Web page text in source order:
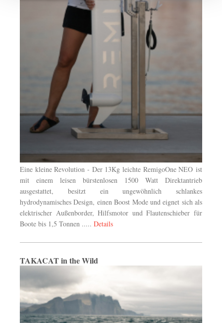
Eine kleine Revolution - Der 13Kg leichte RemigoOne NEO ist
mit einem leisen bürstenlosen 1500 Watt Direktantrieb
ausgestattet, besitzt ein ungewöhnlich schlankes
hydrodynamisches Design, einen Boost Mode und eignet sich als
elektrischer Außenborder, Hilfsmotor und Flautenschieber für
Boote bis 1,5 Tonnen ..... Details
TAKACAT in the Wild